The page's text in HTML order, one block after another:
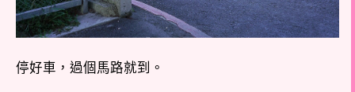
停好車，過個馬路就到。